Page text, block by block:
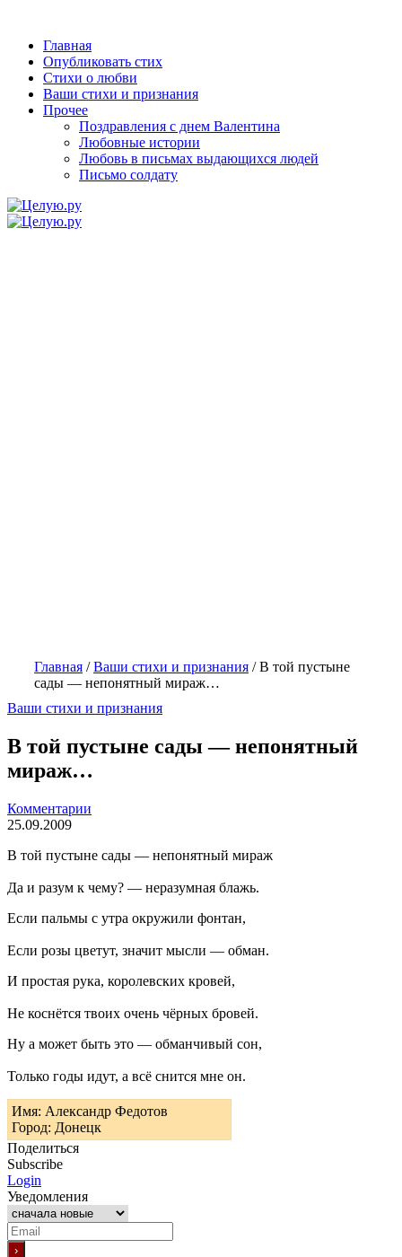
Главная
Опубликовать стих
Стихи о любви
Ваши стихи и признания
Прочее
Поздравления с днем Валентина
Любовные истории
Любовь в письмах выдающихся людей
Письмо солдату
Главная /Ваши стихи и признания /В той пустыне
сады — непонятный мираж…
Ваши стихи и признания
В той пустыне сады — непонятный
мираж…
Комментарии
25.09.2009
В той пустыне сады — непонятный мираж
Да и разум к чему? — неразумная блажь.
Если пальмы с утра окружили фонтан,
Если розы цветут, значит мысли — обман.
И простая рука, королевских кровей,
Не коснётся твоих очень чёрных бровей.
Ну а может быть это — обманчивый сон,
Только годы идут, а всё снится мне он.
Имя: Александр Федотов
Город: Донецк
Поделиться
Subscribe
Login
Уведомления